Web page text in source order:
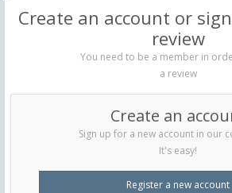
Create an account or
review
You need to be a member in
a review
Create an
Sign up for a new account in our
It's easy!
Register a new account